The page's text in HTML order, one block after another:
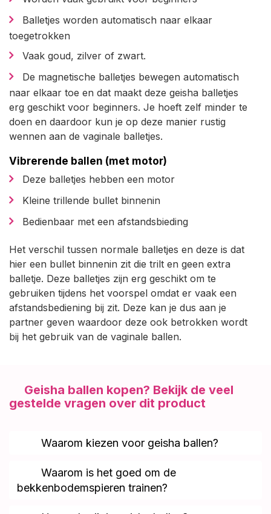
Balletjes worden automatisch naar elkaar
toegetrokken
Vaak goud, zilver of zwart.
De magnetische balletjes bewegen automatisch
naar elkaar toe en dat maakt deze geisha balletjes
erg geschikt voor beginners. Je hoeft zelf minder te
doen en daardoor kun je op deze manier rustig
wennen aan de vaginale balletjes.
Vibrerende ballen (met motor)
Deze balletjes hebben een motor
Kleine trillende bullet binnenin
Bedienbaar met een afstandsbieding
Het verschil tussen normale balletjes en deze is dat
hier een bullet binnenin zit die trilt en geen extra
balletje. Deze balletjes zijn erg geschikt om te
gebruiken tijdens het voorspel omdat er vaak een
afstandsbediening bij zit. Deze kan je dus aan je
partner geven waardoor deze ook betrokken wordt
bij het gebruik van de vaginale ballen.
Geisha ballen kopen? Bekijk de veel
gestelde vragen over dit product
Waarom kiezen voor geisha ballen?
Waarom is het goed om de
bekkenbodemspieren trainen?